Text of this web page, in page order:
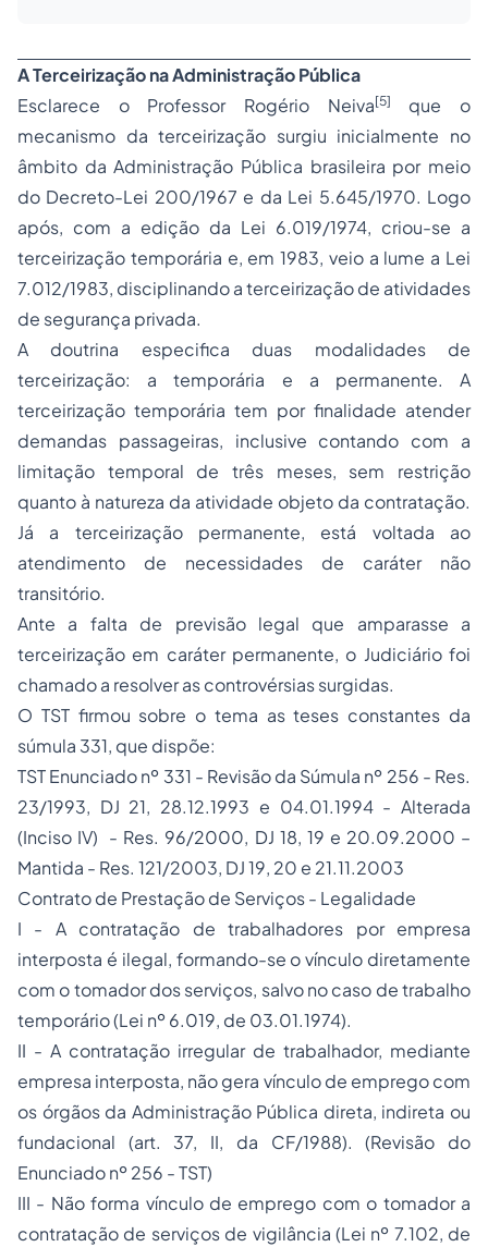
A Terceirização na Administração Pública
Esclarece o Professor Rogério Neiva[5]
que o
mecanismo da terceirização surgiu inicialmente no
âmbito da Administração Pública brasileira por meio
do Decreto-Lei 200/1967 e da Lei 5.645/1970. Logo
após, com a edição da Lei 6.019/1974, criou-se a
terceirização temporária e, em 1983, veio a lume a Lei
7.012/1983, disciplinando a terceirização de atividades
de segurança privada.
A doutrina especifica duas modalidades de
terceirização: a temporária e a permanente. A
terceirização temporária tem por finalidade atender
demandas passageiras, inclusive contando com a
limitação temporal de três meses, sem restrição
quanto à natureza da atividade objeto da contratação.
Já a terceirização permanente, está voltada ao
atendimento de necessidades de caráter não
transitório.
Ante a falta de previsão legal que amparasse a
terceirização em caráter permanente, o Judiciário foi
chamado a resolver as controvérsias surgidas.
O TST firmou sobre o tema as teses constantes da
súmula 331, que dispõe:
TST Enunciado nº 331 - Revisão da Súmula nº 256 - Res.
23/1993, DJ 21, 28.12.1993 e 04.01.1994 - Alterada
(Inciso IV) - Res. 96/2000, DJ 18, 19 e 20.09.2000 –
Mantida - Res. 121/2003, DJ 19, 20 e 21.11.2003
Contrato de Prestação de Serviços - Legalidade
I - A contratação de trabalhadores por empresa
interposta é ilegal, formando-se o vínculo diretamente
com o tomador dos serviços, salvo no caso de trabalho
temporário (Lei nº 6.019, de 03.01.1974).
II - A contratação irregular de trabalhador, mediante
empresa interposta, não gera vínculo de emprego com
os órgãos da Administração Pública direta, indireta ou
fundacional (art. 37, II, da CF/1988). (Revisão do
Enunciado nº 256 - TST)
III - Não forma vínculo de emprego com o tomador a
contratação de serviços de vigilância (Lei nº 7.102, de